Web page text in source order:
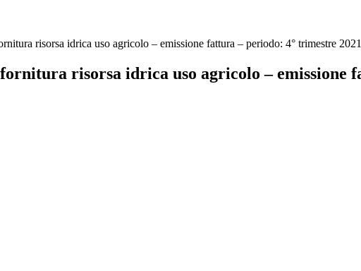
risorsa idrica uso agricolo – emissione fattura – periodo: 4° trimestre 2021
risorsa idrica uso agricolo – emissione